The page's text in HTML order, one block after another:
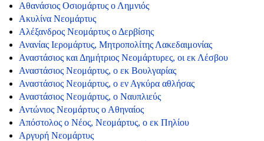
Αθανάσιος Οσιομάρτυς ο Λημνιός
Ακυλίνα Νεομάρτυς
Αλέξανδρος Νεομάρτυς ο Δερβίσης
Ανανίας Ιερομάρτυς, Μητροπολίτης Λακεδαιμονίας
Αναστάσιος και Δημήτριος Νεομάρτυρες, οι εκ Λέσβου
Αναστάσιος Νεομάρτυς, ο εκ Βουλγαρίας
Αναστάσιος Νεομάρτυς, ο εν Αγκύρα αθλήσας
Αναστάσιος Νεομάρτυς, ο Ναυπλιεύς
Αντώνιος Νεομάρτυς ο Αθηναίος
Απόστολος ο Νέος, Νεομάρτυς, ο εκ Πηλίου
Αργυρή Νεομάρτυς